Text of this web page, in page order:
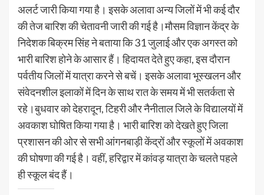
अलर्ट जारी किया गया है। इसके अलावा अन्य जिलों में भी कई दौर
की तेज बारिश की चेतावनी जारी की गई है।मौसम विज्ञान केंद्र के
निदेशक बिक्रम सिंह ने बताया कि 31 जुलाई और एक अगस्त को
भारी बारिश होने के आसार हैं। हिदायत देते हुए कहा, इस दौरान
पर्वतीय जिलों में यात्रा करने से बचें। इसके अलावा भूस्खलन और
संवेदनशील इलाकों में दिन के साथ रात के समय में भी सतर्कता से
रहे।बुधवार को देहरादून, टिहरी और नैनीताल जिले के विद्यालयों में
अवकाश घोषित किया गया है। भारी बारिश को देखते हुए जिला
प्रशासन की ओर से सभी आंगनबाड़ी केंद्रों और स्कूलों में अवकाश
की घोषणा की गई है। वहीं, हरिद्वार में कांवड़ यात्रा के चलते पहले
ही स्कूल बंद हैं।